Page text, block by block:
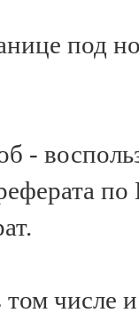
под
-
по
том числе